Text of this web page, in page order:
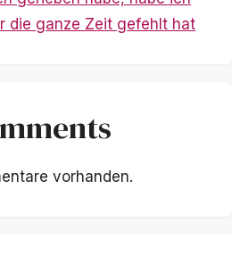
die ganze Zeit gefehlt hat
vorhanden.